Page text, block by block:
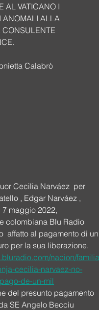
AL VATICANO I
ANOMALI ALLA
CONSULENTE
Calabrò
Cecilia Narváez  per
, Edgar Narváez ,
7 maggio 2022,
colombiana Blu Radio
affatto al pagamento di un
per la sua liberazione.
nacion/familia
cecilia-narvaez-no-
de-un-mil
del presunto pagamento
SE Angelo Becciu